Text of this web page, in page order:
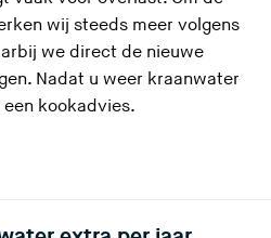
wij steeds meer volgens
we direct de nieuwe
Nadat u weer kraanwater
kookadvies.